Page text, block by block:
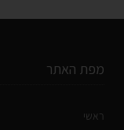
מפת האתר
ראשי